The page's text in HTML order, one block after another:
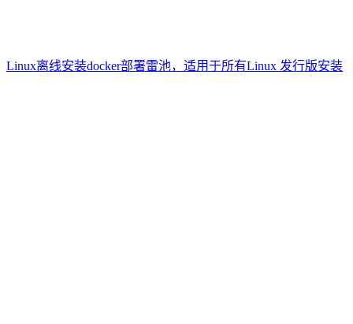
Linux离线安装docker部署雷池，适用于所有Linux 发行版安装